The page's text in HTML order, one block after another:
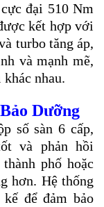
đại 510 Nm
kết hợp với
turbo tăng áp,
và mạnh mẽ,
nhau.
Dưỡng
số sàn 6 cấp,
và phản hồi
phố hoặc
hơn. Hệ thống
để đảm bảo